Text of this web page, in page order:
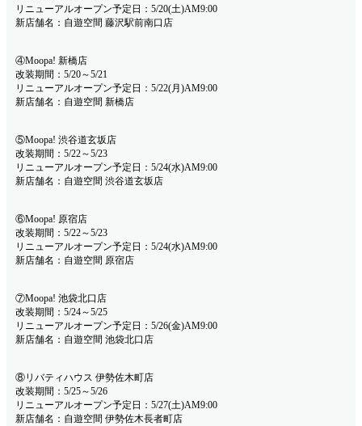
リニューアルオープン予定日：5/20(土)AM9:00
新店舗名：自遊空間 藤沢駅前南口店
④Moopa! 新橋店
改装期間：5/20～5/21
リニューアルオープン予定日：5/22(月)AM9:00
新店舗名：自遊空間 新橋店
⑤Moopa! 渋谷道玄坂店
改装期間：5/22～5/23
リニューアルオープン予定日：5/24(水)AM9:00
新店舗名：自遊空間 渋谷道玄坂店
⑥Moopa! 原宿店
改装期間：5/22～5/23
リニューアルオープン予定日：5/24(水)AM9:00
新店舗名：自遊空間 原宿店
⑦Moopa! 池袋北口店
改装期間：5/24～5/25
リニューアルオープン予定日：5/26(金)AM9:00
新店舗名：自遊空間 池袋北口店
⑧リバティハウス 伊勢佐木町店
改装期間：5/25～5/26
リニューアルオープン予定日：5/27(土)AM9:00
新店舗名：自遊空間 伊勢佐木長者町店